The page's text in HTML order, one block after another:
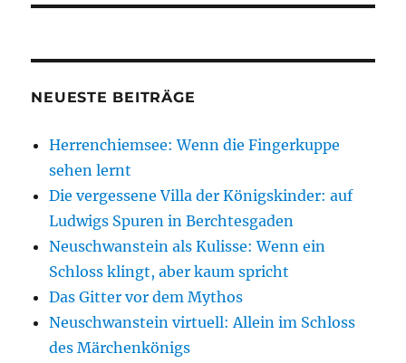
NEUESTE BEITRÄGE
Herrenchiemsee: Wenn die Fingerkuppe
sehen lernt
Die vergessene Villa der Königskinder: auf
Ludwigs Spuren in Berchtesgaden
Neuschwanstein als Kulisse: Wenn ein
Schloss klingt, aber kaum spricht
Das Gitter vor dem Mythos
Neuschwanstein virtuell: Allein im Schloss
des Märchenkönigs